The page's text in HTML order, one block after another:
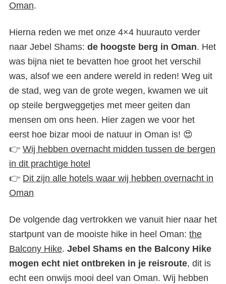
Oman.
Hierna reden we met onze 4×4 huurauto verder
naar Jebel Shams: de hoogste berg in Oman. Het
was bijna niet te bevatten hoe groot het verschil
was, alsof we een andere wereld in reden! Weg uit
de stad, weg van de grote wegen, kwamen we uit
op steile bergweggetjes met meer geiten dan
mensen om ons heen. Hier zagen we voor het
eerst hoe bizar mooi de natuur in Oman is! 😍
👉 Wij hebben overnacht midden tussen de bergen
in dit prachtige hotel
👉 Dit zijn alle hotels waar wij hebben overnacht in
Oman
De volgende dag vertrokken we vanuit hier naar het
startpunt van de mooiste hike in heel Oman: the
Balcony Hike. Jebel Shams en the Balcony Hike
mogen echt niet ontbreken in je reisroute, dit is
echt een onwijs mooi deel van Oman. Wij hebben